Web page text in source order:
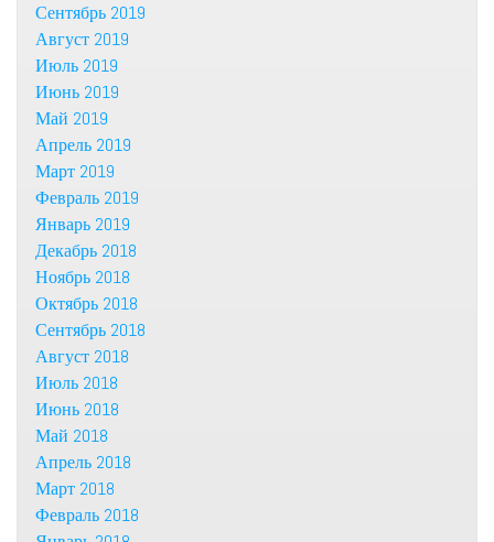
Сентябрь 2019
Август 2019
Июль 2019
Июнь 2019
Май 2019
Апрель 2019
Март 2019
Февраль 2019
Январь 2019
Декабрь 2018
Ноябрь 2018
Октябрь 2018
Сентябрь 2018
Август 2018
Июль 2018
Июнь 2018
Май 2018
Апрель 2018
Март 2018
Февраль 2018